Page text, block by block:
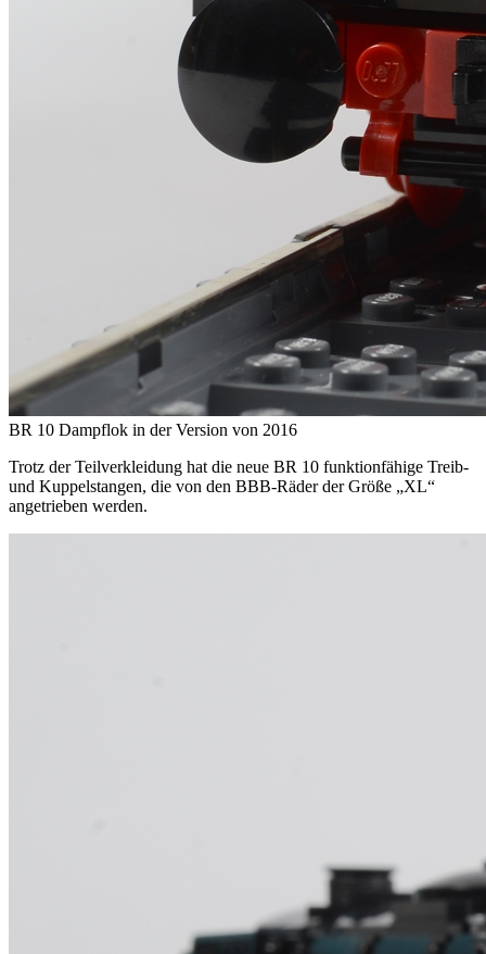
BR 10 Dampflok in der Version von 2016
Trotz der Teilverkleidung hat die neue BR 10 funktionfähige Treib-
und Kuppelstangen, die von den BBB-Räder der Größe „XL“
angetrieben werden.